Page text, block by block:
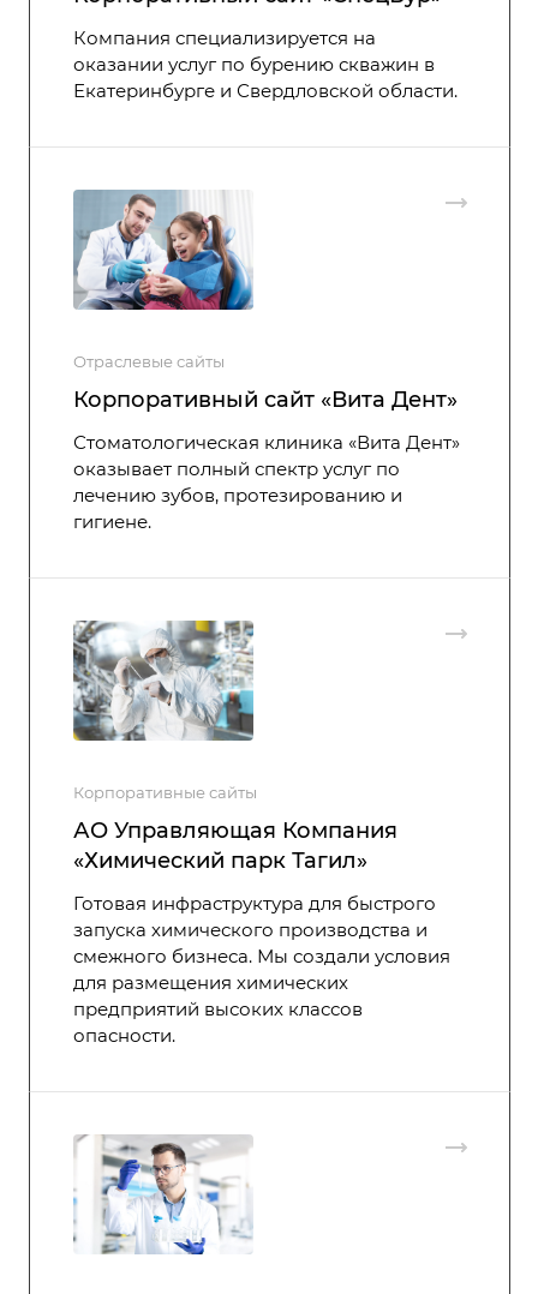
Компания специализируется на
оказании услуг по бурению скважин в
Екатеринбурге и Свердловской области.
Отраслевые сайты
Корпоративный сайт «Вита Дент»
Стоматологическая клиника «Вита Дент»
оказывает полный спектр услуг по
лечению зубов, протезированию и
гигиене.
Корпоративные сайты
АО Управляющая Компания
«Химический парк Тагил»
Готовая инфраструктура для быстрого
запуска химического производства и
смежного бизнеса. Мы создали условия
для размещения химических
предприятий высоких классов
опасности.